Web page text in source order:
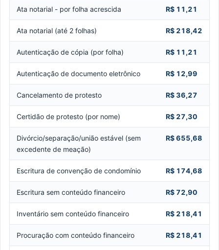
Ata notarial - por folha acrescida R$ 11,21
Ata notarial (até 2 folhas) R$ 218,42
Autenticação de cópia (por folha) R$ 11,21
Autenticação de documento eletrônico R$ 12,99
Cancelamento de protesto R$ 36,27
Certidão de protesto (por nome) R$ 27,30
Divórcio/separação/união estável (sem
excedente de meação)
R$ 655,68
Escritura de convenção de condomínio R$ 174,68
Escritura sem conteúdo financeiro R$ 72,90
Inventário sem conteúdo financeiro R$ 218,41
Procuração com conteúdo financeiro R$ 218,41